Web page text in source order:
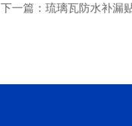
下一篇：琉璃瓦防水补漏